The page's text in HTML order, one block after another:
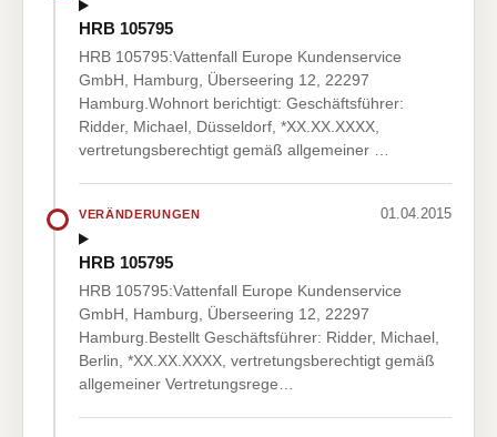
HRB 105795
HRB 105795:Vattenfall Europe Kundenservice
GmbH, Hamburg, Überseering 12, 22297
Hamburg.Wohnort berichtigt: Geschäftsführer:
Ridder, Michael, Düsseldorf, *XX.XX.XXXX,
vertretungsberechtigt gemäß allgemeiner …
VERÄNDERUNGEN 01.04.2015
HRB 105795
HRB 105795:Vattenfall Europe Kundenservice
GmbH, Hamburg, Überseering 12, 22297
Hamburg.Bestellt Geschäftsführer: Ridder, Michael,
Berlin, *XX.XX.XXXX, vertretungsberechtigt gemäß
allgemeiner Vertretungsrege…